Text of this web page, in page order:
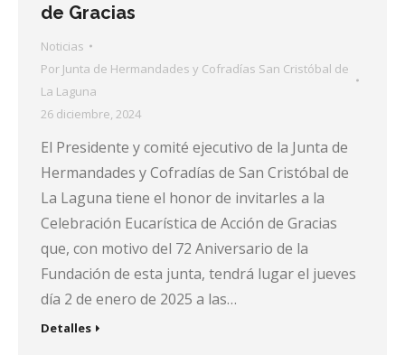
de Gracias
Noticias
Por Junta de Hermandades y Cofradías San Cristóbal de
La Laguna
26 diciembre, 2024
El Presidente y comité ejecutivo de la Junta de
Hermandades y Cofradías de San Cristóbal de
La Laguna tiene el honor de invitarles a la
Celebración Eucarística de Acción de Gracias
que, con motivo del 72 Aniversario de la
Fundación de esta junta, tendrá lugar el jueves
día 2 de enero de 2025 a las…
Detalles